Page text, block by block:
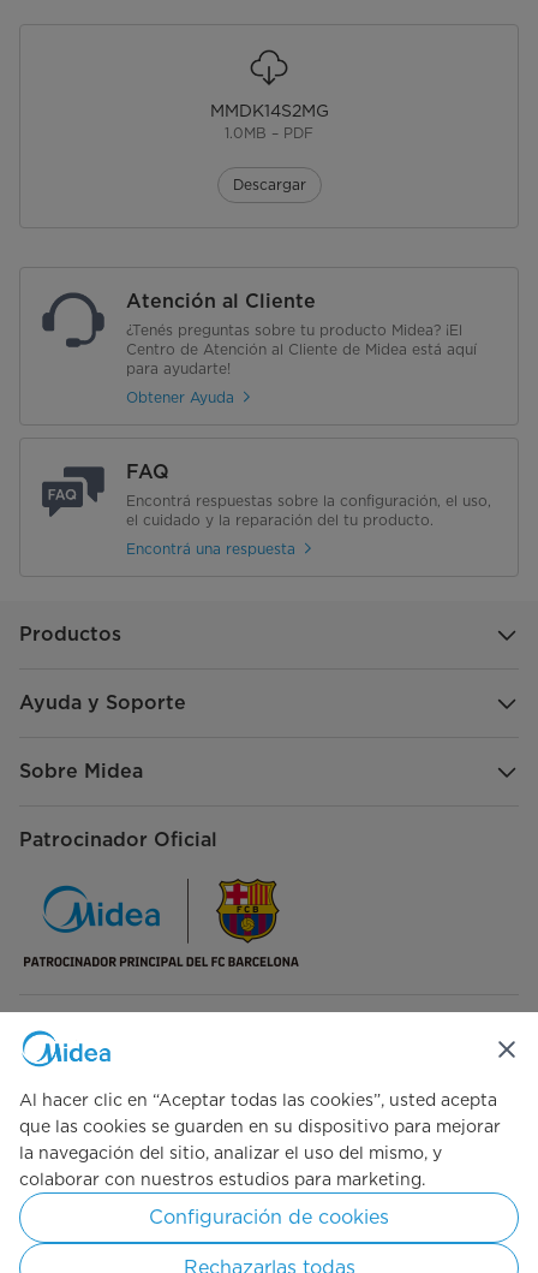
MMDK14S2MG
1.0MB – PDF
Descargar
Atención al Cliente
¿Tenés preguntas sobre tu producto Midea? ¡El
Centro de Atención al Cliente de Midea está aquí
para ayudarte!
Obtener Ayuda
FAQ
Encontrá respuestas sobre la configuración, el uso,
el cuidado y la reparación del tu producto.
Encontrá una respuesta
Productos
Ayuda y Soporte
Sobre Midea
Patrocinador Oficial
Síguenos en redes sociales
Simply ideal
Copyright © 2026 Midea Centroamérica. Todos los derechos
reservados.
Al hacer clic en “Aceptar todas las cookies”, usted acepta
que las cookies se guarden en su dispositivo para mejorar
la navegación del sitio, analizar el uso del mismo, y
colaborar con nuestros estudios para marketing.
Configuración de cookies
Rechazarlas todas